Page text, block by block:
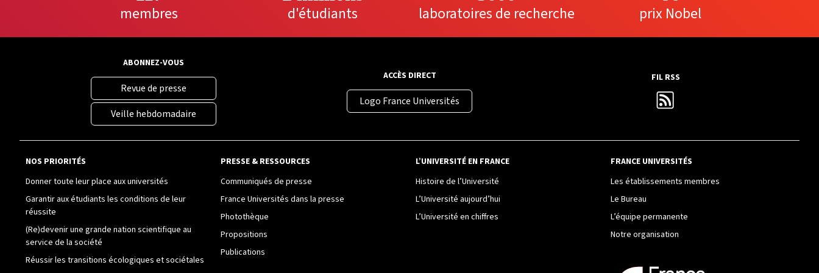
membres d'étudiants laboratoires de recherche prix Nobel
ABONNEZ-VOUS
Revue de presse
Veille hebdomadaire
ACCÈS DIRECT
Logo France Universités
FIL RSS
NOS PRIORITÉS
Donner toute leur place aux universités
Garantir aux étudiants les conditions de leur
réussite
(Re)devenir une grande nation scientifique au
service de la société
Réussir les transitions écologiques et sociétales
PRESSE & RESSOURCES
Communiqués de presse
France Universités dans la presse
Photothèque
Propositions
Publications
L’UNIVERSITÉ EN FRANCE
Histoire de l’Université
L’Université aujourd’hui
L’Université en chiffres
FRANCE UNIVERSITÉS
Les établissements membres
Le Bureau
L’équipe permanente
Notre organisation